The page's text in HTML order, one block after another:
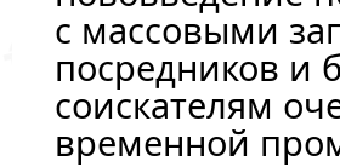
с массовыми
посредников и
соискателям
временной